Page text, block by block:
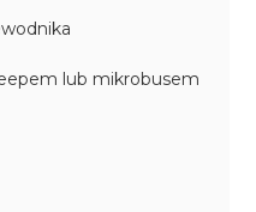
lub mikrobusem